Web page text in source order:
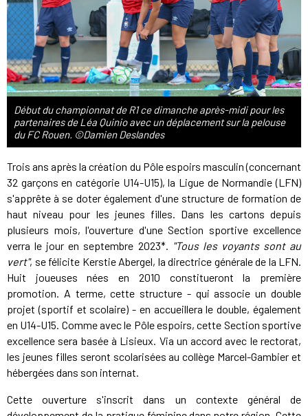
Début du championnat de R1 ce dimanche après-midi pour les
partenaires de Léa Quinio avec un déplacement sur la pelouse
du FC Rouen. ©Damien Deslandes
Trois ans après la création du Pôle espoirs masculin (concernant
32 garçons en catégorie U14-U15), la Ligue de Normandie (LFN)
s'apprête à se doter également d'une structure de formation de
haut niveau pour les jeunes filles. Dans les cartons depuis
plusieurs mois, l'ouverture d'une Section sportive excellence
verra le jour en septembre 2023*. "Tous les voyants sont au
vert", se félicite Kerstie Abergel, la directrice générale de la LFN.
Huit joueuses nées en 2010 constitueront la première
promotion. A terme, cette structure - qui associe un double
projet (sportif et scolaire) - en accueillera le double, également
en U14-U15. Comme avec le Pôle espoirs, cette Section sportive
excellence sera basée à Lisieux. Via un accord avec le rectorat,
les jeunes filles seront scolarisées au collège Marcel-Gambier et
hébergées dans son internat.
Cette ouverture s'inscrit dans un contexte général de